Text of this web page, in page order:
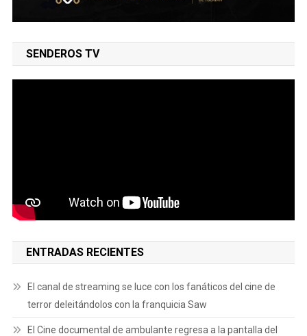
SENDEROS TV
ENTRADAS RECIENTES
El canal de streaming se luce con los fanáticos del cine de
terror deleitándolos con la franquicia Saw
El Cine documental de ambulante regresa a la pantalla del